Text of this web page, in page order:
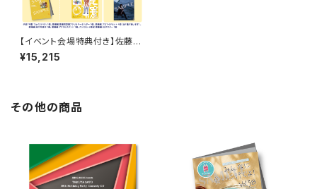
【イベント会場特典付き】佐藤サ
ン、もう１杯 Presents 報告会
アラウンド ザ スクエア 愛媛編
¥15,215
その他の商品